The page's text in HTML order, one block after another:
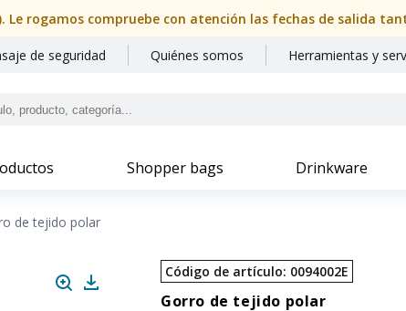
Le rogamos compruebe con atención las fechas de salida
de seguridad Quiénes somos Herramientas y
Shopper bags Drinkware
de tejido polar
Código de artículo: 0094002E
Gorro de tejido polar